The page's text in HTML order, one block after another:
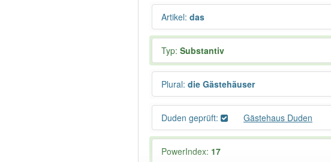
Artikel: das
Typ: Substantiv
Plural: die Gästehäuser
Duden geprüft: Gästehaus Duden
PowerIndex: 17